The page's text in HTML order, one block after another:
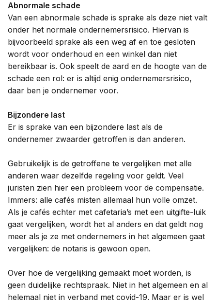
Abnormale schade
Van een abnormale schade is sprake als deze niet valt
onder het normale ondernemersrisico. Hiervan is
bijvoorbeeld sprake als een weg af en toe gesloten
wordt voor onderhoud en een winkel dan niet
bereikbaar is. Ook speelt de aard en de hoogte van de
schade een rol: er is altijd enig ondernemersrisico,
daar ben je ondernemer voor.
Bijzondere last
Er is sprake van een bijzondere last als de
ondernemer zwaarder getroffen is dan anderen.
Gebruikelijk is de getroffene te vergelijken met alle
anderen waar dezelfde regeling voor geldt. Veel
juristen zien hier een probleem voor de compensatie.
Immers: alle cafés misten allemaal hun volle omzet.
Als je cafés echter met cafetaria’s met een uitgifte-luik
gaat vergelijken, wordt het al anders en dat geldt nog
meer als je ze met ondernemers in het algemeen gaat
vergelijken: de notaris is gewoon open.
Over hoe de vergelijking gemaakt moet worden, is
geen duidelijke rechtspraak. Niet in het algemeen en al
helemaal niet in verband met covid-19. Maar er is wel